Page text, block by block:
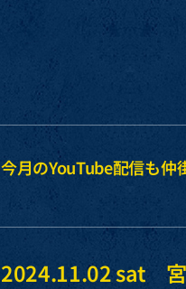
今月のYouTube配信も仲
2024.11.02 sat